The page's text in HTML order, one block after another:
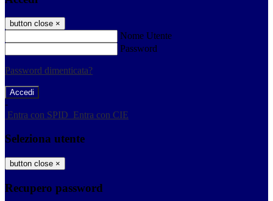
button close ×
Nome Utente
Password
Password dimenticata?
-
Entra con SPID Entra con CIE
Seleziona utente
button close ×
Recupero password